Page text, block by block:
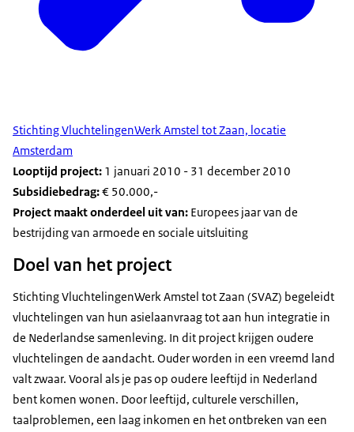
Stichting VluchtelingenWerk Amstel tot Zaan, locatie
Amsterdam
Looptijd project: 1 januari 2010 - 31 december 2010
Subsidiebedrag:€ 50.000,-
Project maakt onderdeel uit van: Europees jaar van de
bestrijding van armoede en sociale uitsluiting
Doel van het project
Stichting VluchtelingenWerk Amstel tot Zaan (SVAZ) begeleidt
vluchtelingen van hun asielaanvraag tot aan hun integratie in
de Nederlandse samenleving. In dit project krijgen oudere
vluchtelingen de aandacht. Ouder worden in een vreemd land
valt zwaar. Vooral als je pas op oudere leeftijd in Nederland
bent komen wonen. Door leeftijd, culturele verschillen,
taalproblemen, een laag inkomen en het ontbreken van een